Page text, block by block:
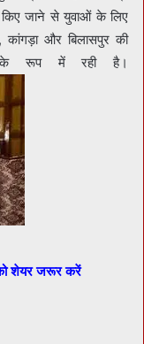
किए जाने से युवाओं के लिए
और बिलासपुर की
के रूप में रही है।
शेयर जरूर करें